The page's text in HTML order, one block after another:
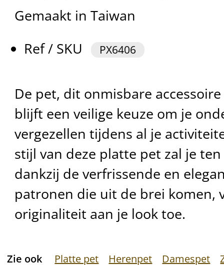
Gemaakt in Taiwan
Ref / SKU
PX6406
De pet, dit onmisbare
blijft een veilige keuze om je
vergezellen tijdens al je
stijl van deze platte pet zal je
dankzij de verfrissende en
patronen die uit de brei komen,
originaliteit aan je look toe.
Zie ook Platte pet Herenpet Damespet